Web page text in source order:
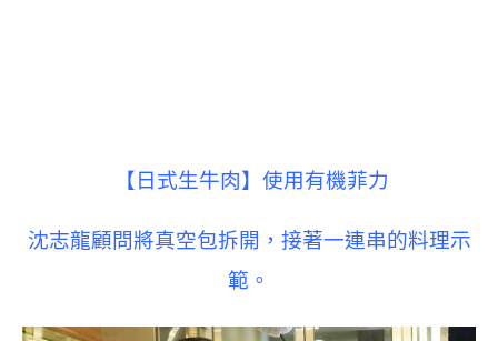
【日式生牛肉】使用有機菲力
沈志龍顧問將真空包拆開，接著一連串的料理示
範。